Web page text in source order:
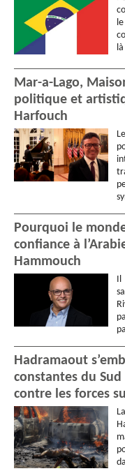
Mar-a-Lago,
politique et
Harfouch
Pourquoi le
confiance à
Hammouch
Il
Hadramaout
constantes du
contre les forces